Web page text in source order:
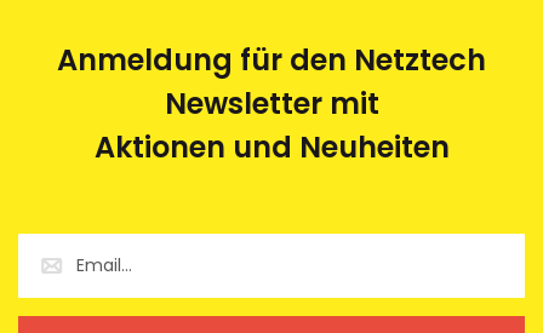
Anmeldung für den Netztech
Newsletter mit
Aktionen und Neuheiten